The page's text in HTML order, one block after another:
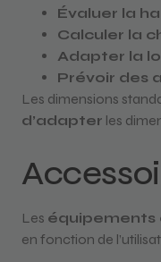
Évaluer la
Calculer la
Adapter la
Prévoir des
Les dimensions
d’adapter les
Les équipements
en fonction de